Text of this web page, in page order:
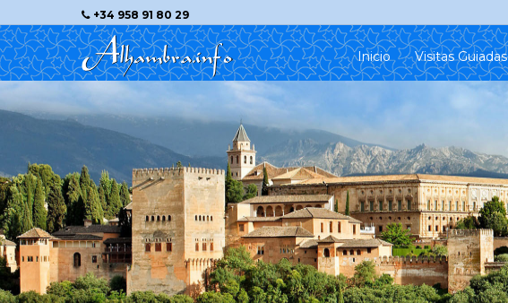
+34 958 91 80 29
Inicio Visitas Guiadas